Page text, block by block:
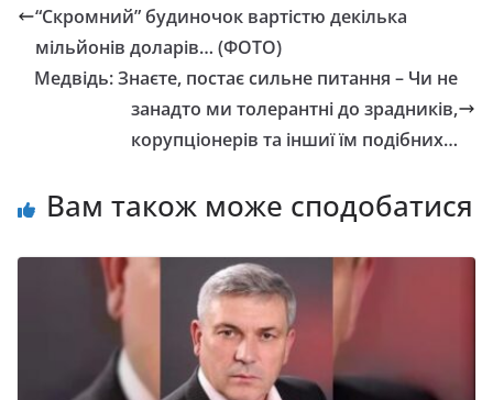
“Скромний” будиночок вартістю декілька
мільйонів доларів… (ФОТО)
Медвідь: Знаєте, постає сильне питання – Чи не
занадто ми толерантні до зрадників,
корупціонерів та іншиї їм подібних…
Вам також може сподобатися